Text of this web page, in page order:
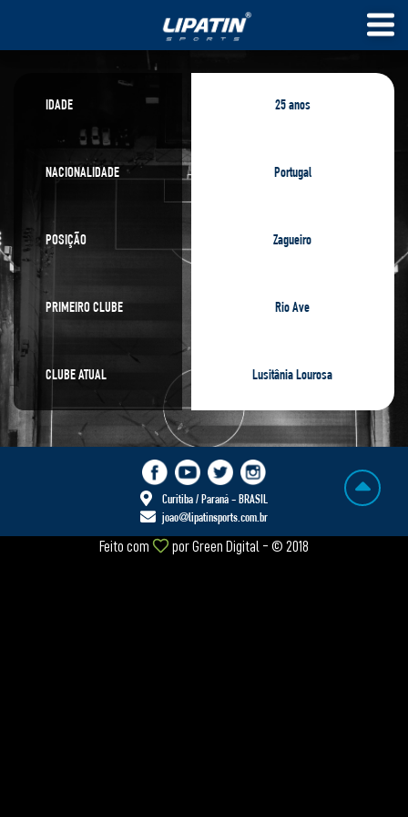
IDADE 25 anos
NACIONALIDADE Portugal
POSIÇÃO Zagueiro
PRIMEIRO CLUBE Rio Ave
CLUBE ATUAL Lusitânia Lourosa
Curitiba / Paraná - BRASIL
joao@lipatinsports.com.br
Feito com porGreen Digital - © 2018